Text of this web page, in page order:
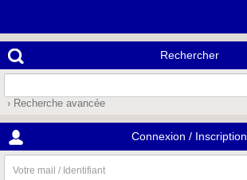
Rechercher
› Recherche avancée
Connexion / Inscription
mail